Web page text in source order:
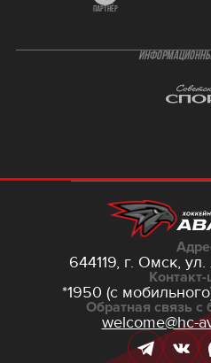
партнёр
644119, г. Омск,
Контакт-
*1950 (с
Обратная связь
welcome@hc-